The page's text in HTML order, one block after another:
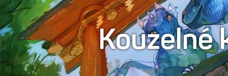
Kouzelné